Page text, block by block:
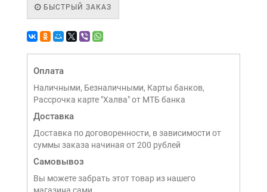
БЫСТРЫЙ ЗАКАЗ
Оплата
Наличными, Безналичными, Карты банков,
Рассрочка карте "Халва" от МТБ банка
Доставка
Доставка по договоренности, в зависимости от
суммы заказа начиная от 200 рублей
Самовывоз
Вы можете забрать этот товар из нашего